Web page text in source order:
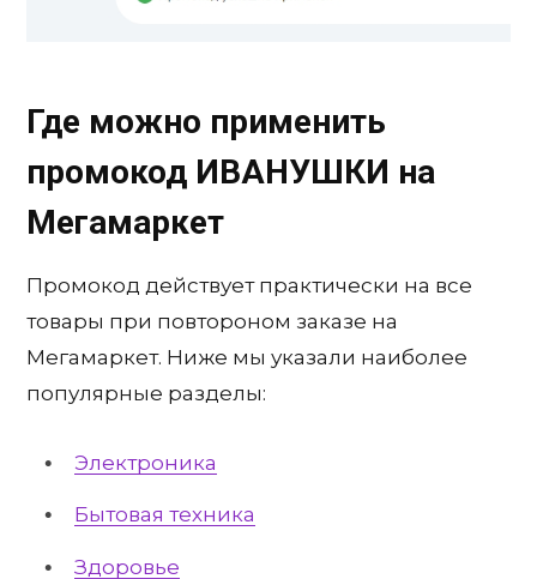
Где можно применить
промокод ИВАНУШКИ на
Мегамаркет
Промокод действует практически на все
товары при повтороном заказе на
Мегамаркет. Ниже мы указали наиболее
популярные разделы:
Электроника
Бытовая техника
Здоровье